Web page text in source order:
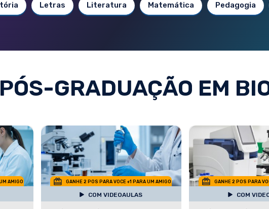
Letras Literatura Matemática Pedagogia
PÓS-GRADUAÇÃO EM
AMIGO GANHE 2 POS PARA VOCE +1 PARA UM AMIGO
COM VIDEOAULAS
GANHE 2 POS PARA
COM